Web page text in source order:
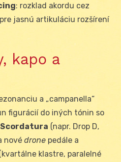
: rozklad akordu cez
jasnú artikuláciu rozšírení
kapo a
a „campanella“
figurácií do iných tónin so
Scordatura (napr. Drop D,
nové drone pedále a
klastre, paralelné